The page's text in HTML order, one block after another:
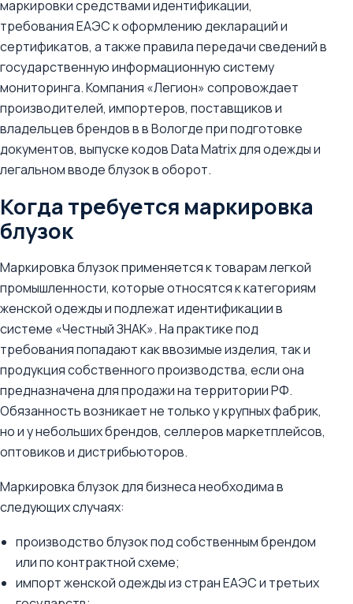
маркировки средствами идентификации,
требования ЕАЭС к оформлению деклараций и
сертификатов, а также правила передачи сведений в
государственную информационную систему
мониторинга. Компания «Легион» сопровождает
производителей, импортеров, поставщиков и
владельцев брендов в в Вологде при подготовке
документов, выпуске кодов Data Matrix для одежды и
легальном вводе блузок в оборот.
Когда требуется маркировка
блузок
Маркировка блузок применяется к товарам легкой
промышленности, которые относятся к категориям
женской одежды и подлежат идентификации в
системе «Честный ЗНАК». На практике под
требования попадают как ввозимые изделия, так и
продукция собственного производства, если она
предназначена для продажи на территории РФ.
Обязанность возникает не только у крупных фабрик,
но и у небольших брендов, селлеров маркетплейсов,
оптовиков и дистрибьюторов.
Маркировка блузок для бизнеса необходима в
следующих случаях:
производство блузок под собственным брендом
или по контрактной схеме;
импорт женской одежды из стран ЕАЭС и третьих